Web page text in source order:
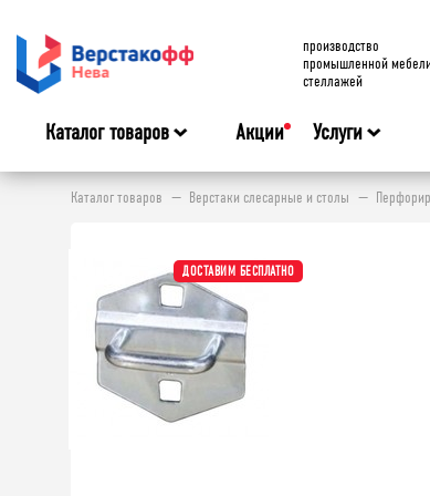
производство
промышленной
стеллажей
Каталог товаров Акции Услуги
Каталог товаров Верстаки слесарные и столы
ДОСТАВИМ БЕСПЛАТНО